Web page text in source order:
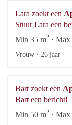
Lara zoekt een
Stuur Lara een
Min 35 m2 ·
Vrouw · 26 jaar
Bart zoekt een
Bart een bericht!
Min 50 m2 ·